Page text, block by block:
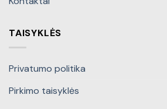
TAISYKLĖS
Privatumo politika
Pirkimo taisyklės